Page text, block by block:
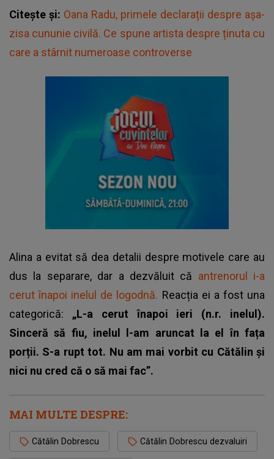
Citește și: Oana Radu, primele declarații despre așa-
zisa cununie civilă. Ce spune artista despre ținuta cu
care a stârnit numeroase controverse
Alina a evitat să dea detalii despre motivele care au
dus la separare, dar a dezvăluit că antrenorul i-a
cerut înapoi inelul de logodnă. Reacția ei a fost una
categorică: „L-a cerut înapoi ieri (n.r. inelul).
Sinceră să fiu, inelul l-am aruncat la el în fața
porții. S-a rupt tot. Nu am mai vorbit cu Cătălin și
nici nu cred că o să mai fac”.
MAI MULTE DESPRE:
Cătălin Dobrescu Cătălin Dobrescu dezvaluiri